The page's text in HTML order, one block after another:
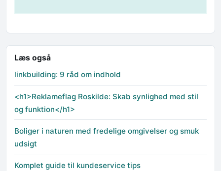
Læs også
linkbuilding: 9 råd om indhold
<h1>Reklameflag Roskilde: Skab synlighed med stil
og funktion</h1>
Boliger i naturen med fredelige omgivelser og smuk
udsigt
Komplet guide til kundeservice tips